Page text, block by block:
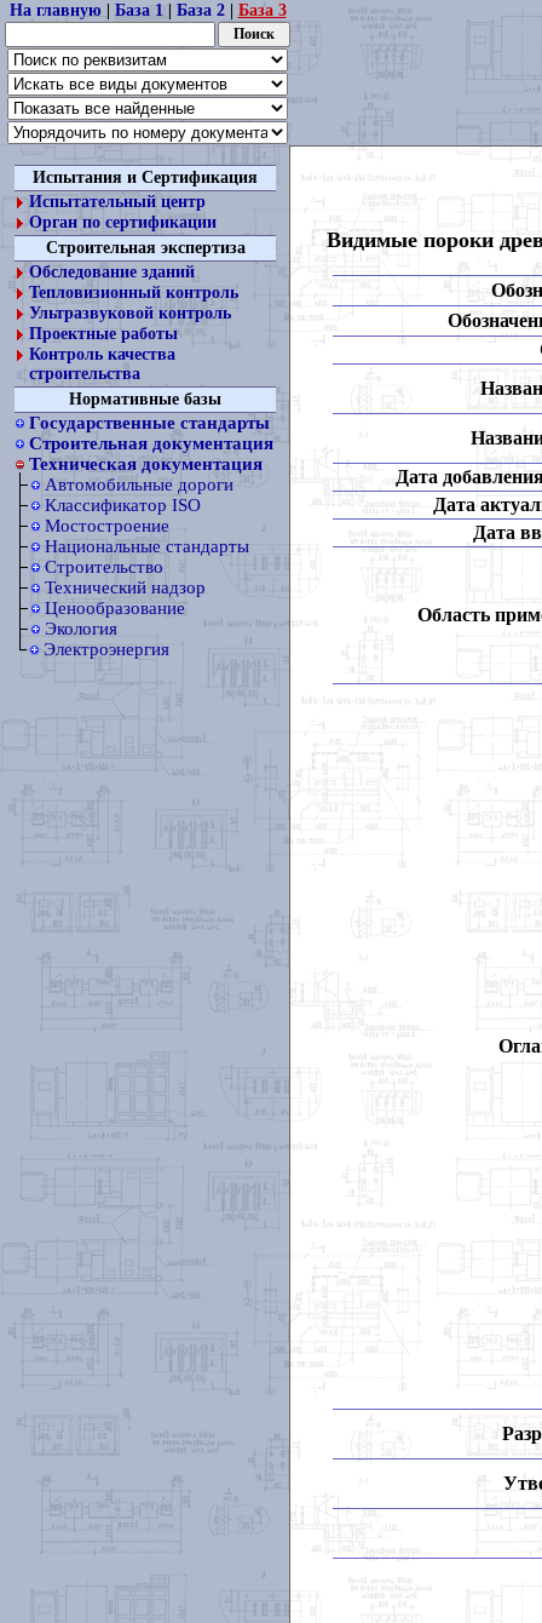
На главную| База 1| База 2| База 3
Испытания и Сертификация
Испытательный центр
Орган по сертификации
Строительная экспертиза
Обследование зданий
Тепловизионный контроль
Ультразвуковой контроль
Проектные работы
Контроль качества
строительства
Нормативные базы
Государственные стандарты
Строительная документация
Техническая документация
Автомобильные дороги
Классификатор ISO
Мостостроение
Национальные стандарты
Строительство
Технический надзор
Ценообразование
Экология
Электроэнергия
Видимые пороки
Дата
Дата
Дата
Область